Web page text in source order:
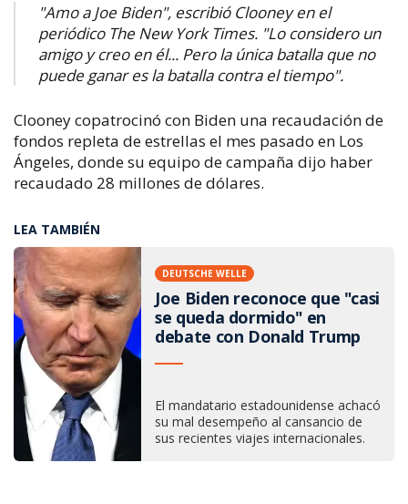
"Amo a Joe Biden", escribió Clooney en el
periódico The New York Times. "Lo considero un
amigo y creo en él... Pero la única batalla que no
puede ganar es la batalla contra el tiempo".
Clooney copatrocinó con Biden una recaudación de
fondos repleta de estrellas el mes pasado en Los
Ángeles, donde su equipo de campaña dijo haber
recaudado 28 millones de dólares.
LEA TAMBIÉN
DEUTSCHE WELLE
Joe Biden reconoce que "casi
se queda dormido" en
debate con Donald Trump
El mandatario estadounidense achacó
su mal desempeño al cansancio de
sus recientes viajes internacionales.